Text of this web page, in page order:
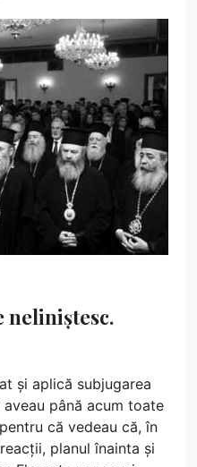
neliniștesc.
și aplică subjugarea
până acum toate
că vedeau că, în
planul înainta și